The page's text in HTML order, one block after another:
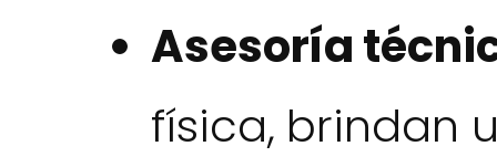
Asesoría
física, brindan